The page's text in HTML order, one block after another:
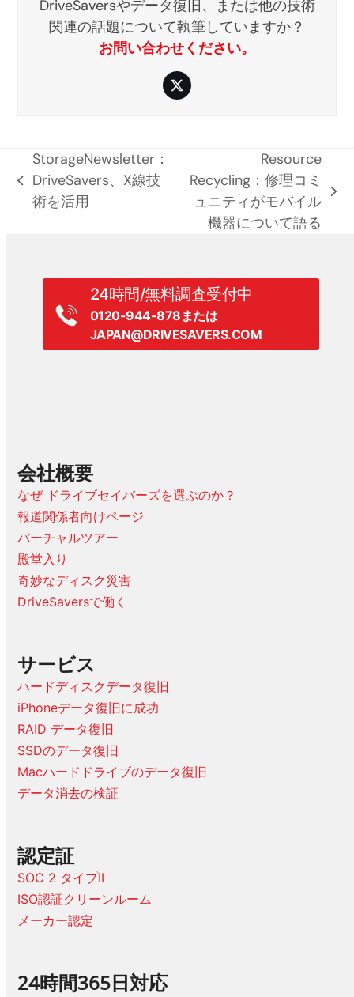
DriveSaversやデータ復旧、または他の技術
関連の話題について執筆していますか？
お問い合わせください。
ツ
イ
前
StorageNewsletter：
DriveSavers、X線技
術を活用
次
Resource
Recycling：修理コミ
ュニティがモバイル
機器について語る
24時間/無料調査受付中
0120-944-878または
JAPAN@DRIVESAVERS.COM
会社概要
なぜ ドライブセイバーズを選ぶのか？
報道関係者向けページ
バーチャルツアー
殿堂入り
奇妙なディスク災害
DriveSaversで働く
サービス
ハードディスクデータ復旧
iPhoneデータ復旧に成功
RAID データ復旧
SSDのデータ復旧
Macハードドライブのデータ復旧
データ消去の検証
認定証
SOC 2 タイプII
ISO認証クリーンルーム
メーカー認定
24時間365日対応